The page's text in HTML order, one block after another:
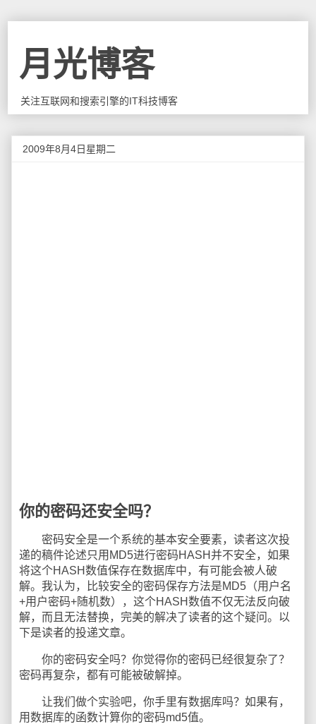
月光博客
关注互联网和搜索引擎的IT科技博客
2009年8月4日星期二
你的密码还安全吗？
密码安全是一个系统的基本安全要素，读者这次投
递的稿件论述只用MD5进行密码HASH并不安全，如果
将这个HASH数值保存在数据库中，有可能会被人破
解。我认为，比较安全的密码保存方法是MD5（用户名
+用户密码+随机数），这个HASH数值不仅无法反向破
解，而且无法替换，完美的解决了读者的这个疑问。以
下是读者的投递文章。
你的密码安全吗？你觉得你的密码已经很复杂了？
密码再复杂，都有可能被破解掉。
让我们做个实验吧，你手里有数据库吗？如果有，
用数据库的函数计算你的密码md5值。